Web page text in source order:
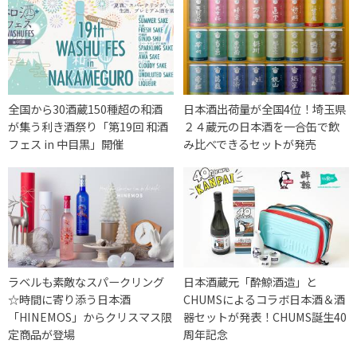
全国から30酒蔵150種超の和酒
が集う利き酒祭り「第19回 和酒
フェス in 中目黒」開催
日本酒出荷量が全国4位！埼玉県
２４蔵元の日本酒を一合缶で飲
み比べできるセットが発売
ラベルも素敵なスパークリング
☆時間に寄り添う日本酒
「HINEMOS」からクリスマス限
定商品が登場
日本酒蔵元「酔鯨酒造」と
CHUMSによるコラボ日本酒＆酒
器セットが発表！CHUMS誕生40
周年記念